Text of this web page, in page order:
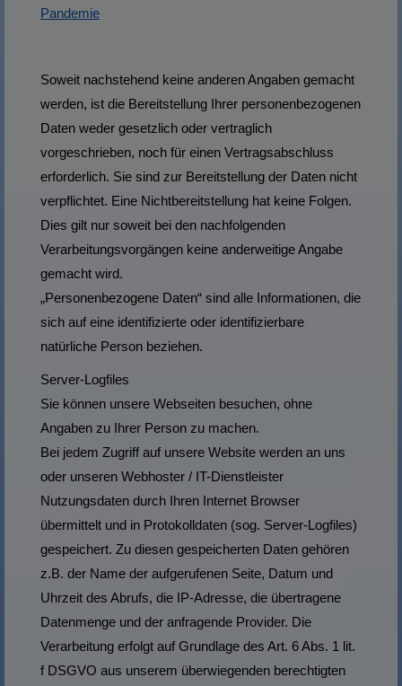
Pandemie
Soweit nachstehend keine anderen Angaben gemacht
werden, ist die Bereitstellung Ihrer personenbezogenen
Daten weder gesetzlich oder vertraglich
vorgeschrieben, noch für einen Vertragsabschluss
erforderlich. Sie sind zur Bereitstellung der Daten nicht
verpflichtet. Eine Nichtbereitstellung hat keine Folgen.
Dies gilt nur soweit bei den nachfolgenden
Verarbeitungsvorgängen keine anderweitige Angabe
gemacht wird.
„Personenbezogene Daten“ sind alle Informationen, die
sich auf eine identifizierte oder identifizierbare
natürliche Person beziehen.
Server-Logfiles
Sie können unsere Webseiten besuchen, ohne
Angaben zu Ihrer Person zu machen.
Bei jedem Zugriff auf unsere Website werden an uns
oder unseren Webhoster / IT-Dienstleister
Nutzungsdaten durch Ihren Internet Browser
übermittelt und in Protokolldaten (sog. Server-Logfiles)
gespeichert. Zu diesen gespeicherten Daten gehören
z.B. der Name der aufgerufenen Seite, Datum und
Uhrzeit des Abrufs, die IP-Adresse, die übertragene
Datenmenge und der anfragende Provider. Die
Verarbeitung erfolgt auf Grundlage des Art. 6 Abs. 1 lit.
f DSGVO aus unserem überwiegenden berechtigten